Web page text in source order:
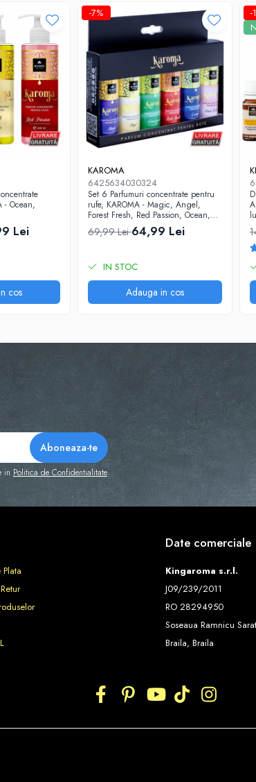
- Ocean,
Lei
cos
-7%
KAROMA
6425634030324
Set 6 Parfumuri concentrate pentru
rufe, KAROMA - Magic, Angel,
Forest Fresh, Red Passion, Ocean,
Fresh Bloom, 6 x 50 ml
69,99 Lei64,99 Lei
IN STOC
Adauga in cos
-
in Politica de Confidentialitate
Date comerciale
Kingaroma s.r.l.
J09/239/2011
RO 28294950
Soseaua Ramnicu
Braila, Braila